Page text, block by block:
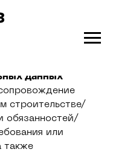
данных
данных
строительстве/
обязанностей/
или
также